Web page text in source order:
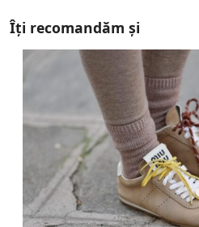
Îți recomandăm și